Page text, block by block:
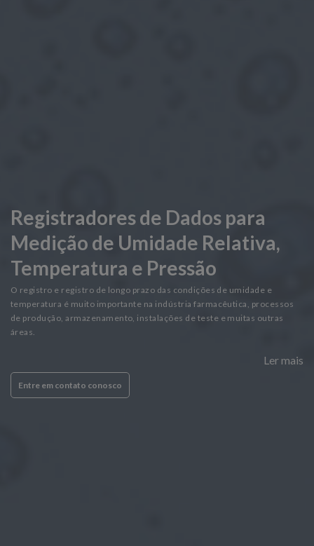
Registradores de Dados para
Medição de Umidade Relativa,
Temperatura e Pressão
O registro e registro de longo prazo das condições de umidade e
temperatura é muito importante na indústria farmacêutica, processos
de produção, armazenamento, instalações de teste e muitas outras
áreas.
Ler mais
Entre em contato conosco